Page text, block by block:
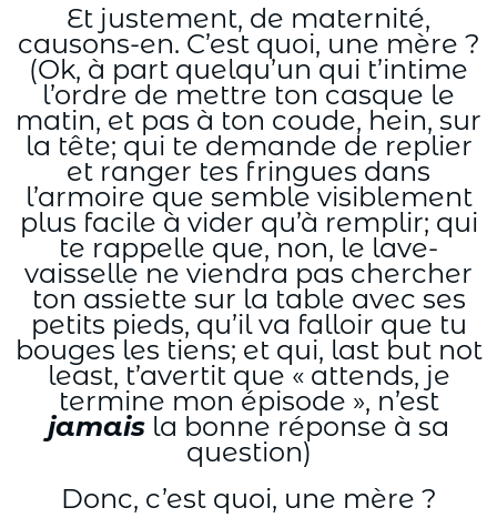
Et justement, de maternité,
causons-en. C’est quoi, une mère ?
(Ok, à part quelqu’un qui t’intime
l’ordre de mettre ton casque le
matin, et pas à ton coude, hein, sur
la tête; qui te demande de replier
et ranger tes fringues dans
l’armoire que semble visiblement
plus facile à vider qu’à remplir; qui
te rappelle que, non, le lave-
vaisselle ne viendra pas chercher
ton assiette sur la table avec ses
petits pieds, qu’il va falloir que tu
bouges les tiens; et qui, last but not
least, t’avertit que « attends, je
termine mon épisode », n’est
jamais la bonne réponse à sa
question)
Donc, c’est quoi, une mère ?